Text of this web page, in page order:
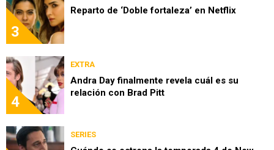
3
Reparto de ‘Doble fortaleza’ en Netflix
4
EXTRA
Andra Day finalmente revela cuál es su
relación con Brad Pitt
SERIES